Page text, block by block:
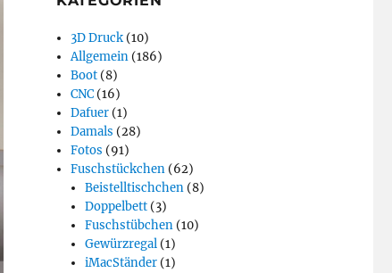
3D Druck (10)
Allgemein (186)
Boot (8)
CNC (16)
Dafuer (1)
Damals (28)
Fotos (91)
Fuschstückchen (62)
Beistelltischchen (8)
Doppelbett (3)
Fuschstübchen (10)
Gewürzregal (1)
iMacStänder (1)